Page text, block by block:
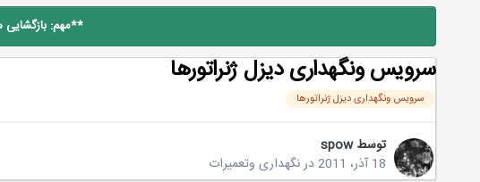
**مهم:
سرویس ونگهداری دیزل ژنراتورها
سرویس ونگهداری دیزل ژنراتورها
توسطspow
18 آذر، 2011
درنگهداری وتعمیرات